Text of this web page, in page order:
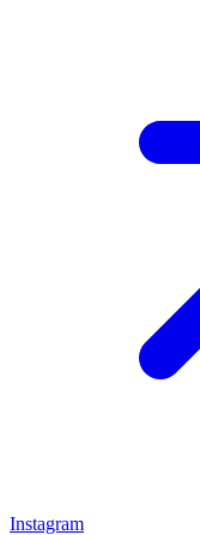
Instagram